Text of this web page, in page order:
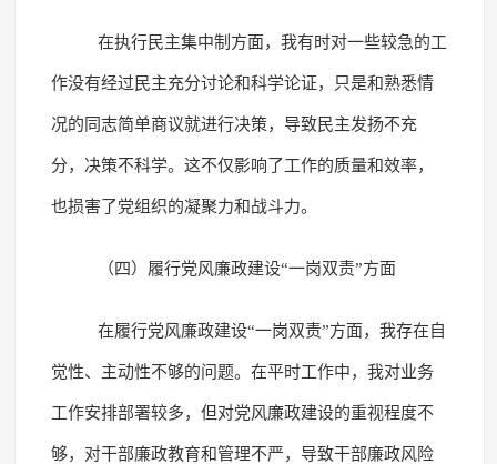
在执行民主集中制方面，我有时对一些较急的工
作没有经过民主充分讨论和科学论证，只是和熟悉情
况的同志简单商议就进行决策，导致民主发扬不充
分，决策不科学。这不仅影响了工作的质量和效率，
也损害了党组织的凝聚力和战斗力。
（四）履行党风廉政建设“一岗双责”方面
在履行党风廉政建设“一岗双责”方面，我存在自
觉性、主动性不够的问题。在平时工作中，我对业务
工作安排部署较多，但对党风廉政建设的重视程度不
够，对干部廉政教育和管理不严，导致干部廉政风险